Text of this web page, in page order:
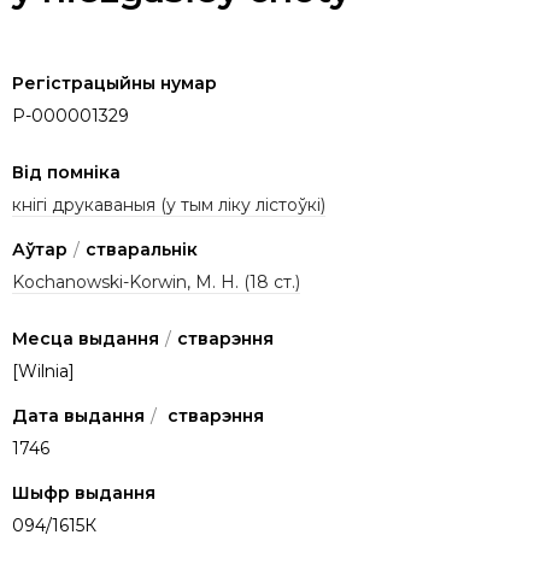
Регістрацыйны нумар
P-000001329
Від помніка
кнігі друкаваныя (у тым ліку лістоўкі)
Аўтар / стваральнік
Kochanowski-Korwin, M. H. (18 ст.)
Месца выдання / стварэння
[Wilnia]
Дата выдання / стварэння
1746
Шыфр выдання
094/1615К